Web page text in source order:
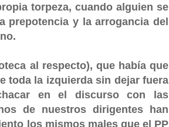
torpeza, cuando alguien se
prepotencia y la arrogancia del
al respecto), que había que
toda la izquierda sin dejar fuera
en el discurso con las
de nuestros dirigentes han
los mismos males que el PP